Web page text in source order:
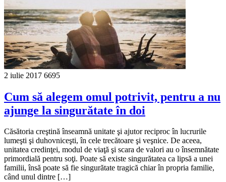
2 iulie 2017 6695
Cum să alegem omul potrivit, pentru a nu
ajunge la singurătate în doi
Căsătoria creştină înseamnă unitate şi ajutor reciproc în lucrurile
lumeşti şi duhovniceşti, în cele trecătoare şi veşnice. De aceea,
unitatea credinţei, modul de viaţă şi scara de valori au o însemnătate
primordială pentru soţi. Poate să existe singurătatea ca lipsă a unei
familii, însă poate să fie singurătate tragică chiar în propria familie,
când unul dintre […]